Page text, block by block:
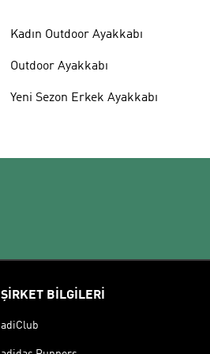
Kadın Outdoor Ayakkabı
Outdoor Ayakkabı
Yeni Sezon Erkek Ayakkabı
ŞİRKET BİLGİLERİ
adiClub